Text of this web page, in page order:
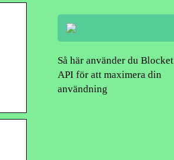
Så här använder du Blocket
API för att maximera din
användning